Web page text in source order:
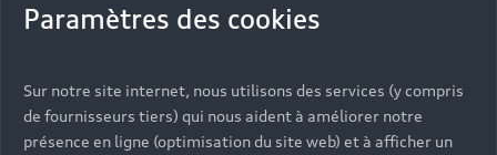
Paramètres des cookies
Sur notre site internet, nous utilisons des services (y compris
de fournisseurs tiers) qui nous aident à améliorer notre
présence en ligne (optimisation du site web) et à afficher un